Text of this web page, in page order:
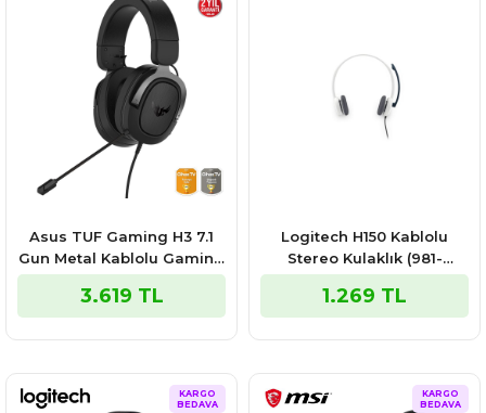
Asus TUF Gaming H3 7.1
Gun Metal Kablolu Gaming
Kulaklık
3.619 TL
Logitech H150 Kablolu
Stereo Kulaklık (981-
000350)
1.269 TL
KARGO
BEDAVA
KARGO
BEDAVA